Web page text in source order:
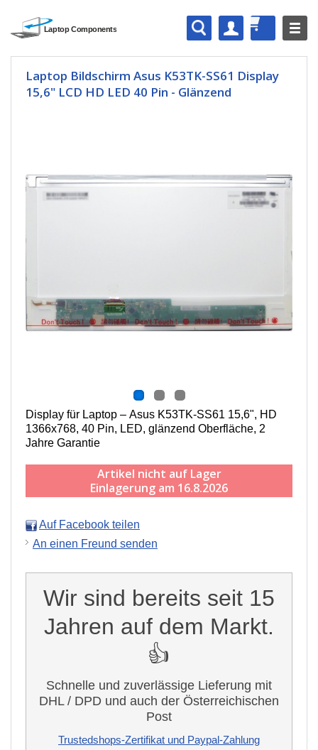
Laptop Bildschirm Asus K53TK-SS61 Display
15,6" LCD HD LED 40 Pin - Glänzend
Display für Laptop – Asus K53TK-SS61 15,6", HD
1366x768, 40 Pin, LED, g länzend Oberfläche, 2
Jahre Garantie
Artikel nicht auf Lager
Einlagerung am 16.8.2026
Auf Facebook teilen
An einen Freund senden
Wir sind bereits seit 15
Jahren auf dem Markt.
👍
Schnelle und zuverlässige Lieferung mit
DHL / DPD und auch der Österreichischen
Post
Trustedshops-Zertifikat und Paypal-Zahlung